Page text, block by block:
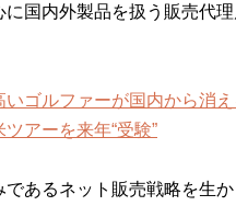
に国内外製品を扱う販売代
いゴルファーが国内から消
アーを来年“受験”
あるネット販売戦略を生